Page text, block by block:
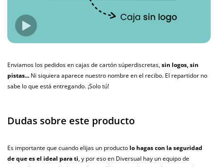
Enviamos los pedidos en cajas de cartón súperdiscretas,sin logos, sin
pistas... Ni siquiera aparece nuestro nombre en el recibo. El repartidor no
sabe lo que está entregando. ¡Solo tú!
Dudas sobre este producto
Es importante que cuando elijas un producto lo hagas con la seguridad
de que es el ideal para ti, y por eso en Diversual hay un equipo de